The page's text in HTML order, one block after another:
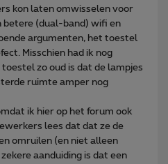
kon laten omwisselen voor
betere (dual-band) wifi en
argumenten, het toestel
Misschien had ik nog
zo oud is dat de lampjes
ruimte amper nog
ik hier op het forum ook
lees dat dat ze de
omruilen (en niet alleen
aanduiding is dat een